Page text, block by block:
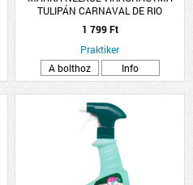
TULIPÁN CARNAVAL DE RIO
10DARAB/CSOMAG FEHÉR-PIROS
1 799 Ft
Praktiker
A bolthoz
Info